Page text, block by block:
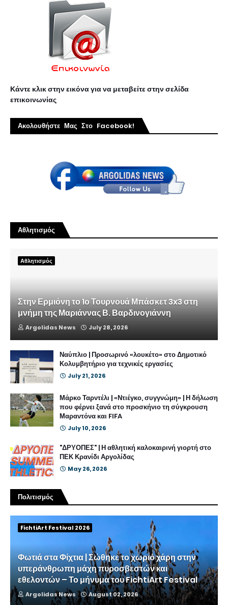
Κάντε κλικ στην εικόνα για να μεταβείτε στην σελίδα
επικοινωνίας
Ακολουθήστε Μας Στο Facebook!
Αθλητισμός
Αθλητισμός
Στην Ερμιόνη το 1ο Τουρνουά Μπάσκετ 3x3 στη
μνήμη της Μαριάννας Β. Βαρδινογιάννη
Argolidas News July 28, 2026
Ναύπλιο | Προσωρινό «λουκέτο» στο Δημοτικό
Κολυμβητήριο για τεχνικές εργασίες
July 21, 2026
Μάρκο Ταρντέλι | «Ντιέγκο, συγγνώμη» | Η δήλωση
που φέρνει ξανά στο προσκήνιο τη σύγκρουση
Μαραντόνα και FIFA
July 10, 2026
"ΔΡΥΟΠΕΣ" | Η αθλητική καλοκαιρινή γιορτή στο
ΠΕΚ Κρανίδι Αργολίδας
May 26, 2026
Πολιτισμός
FichtiArt Festival 2026
Φωτιά στα Φίχτια | Σώθηκε το χωριό χάρη στην
υπεράνθρωπη μάχη πυροσβεστών και
εθελοντών – Το μήνυμα του FichtiArt Festival
Argolidas News August 02, 2026